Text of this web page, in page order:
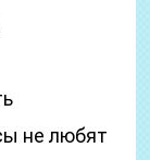
не любят